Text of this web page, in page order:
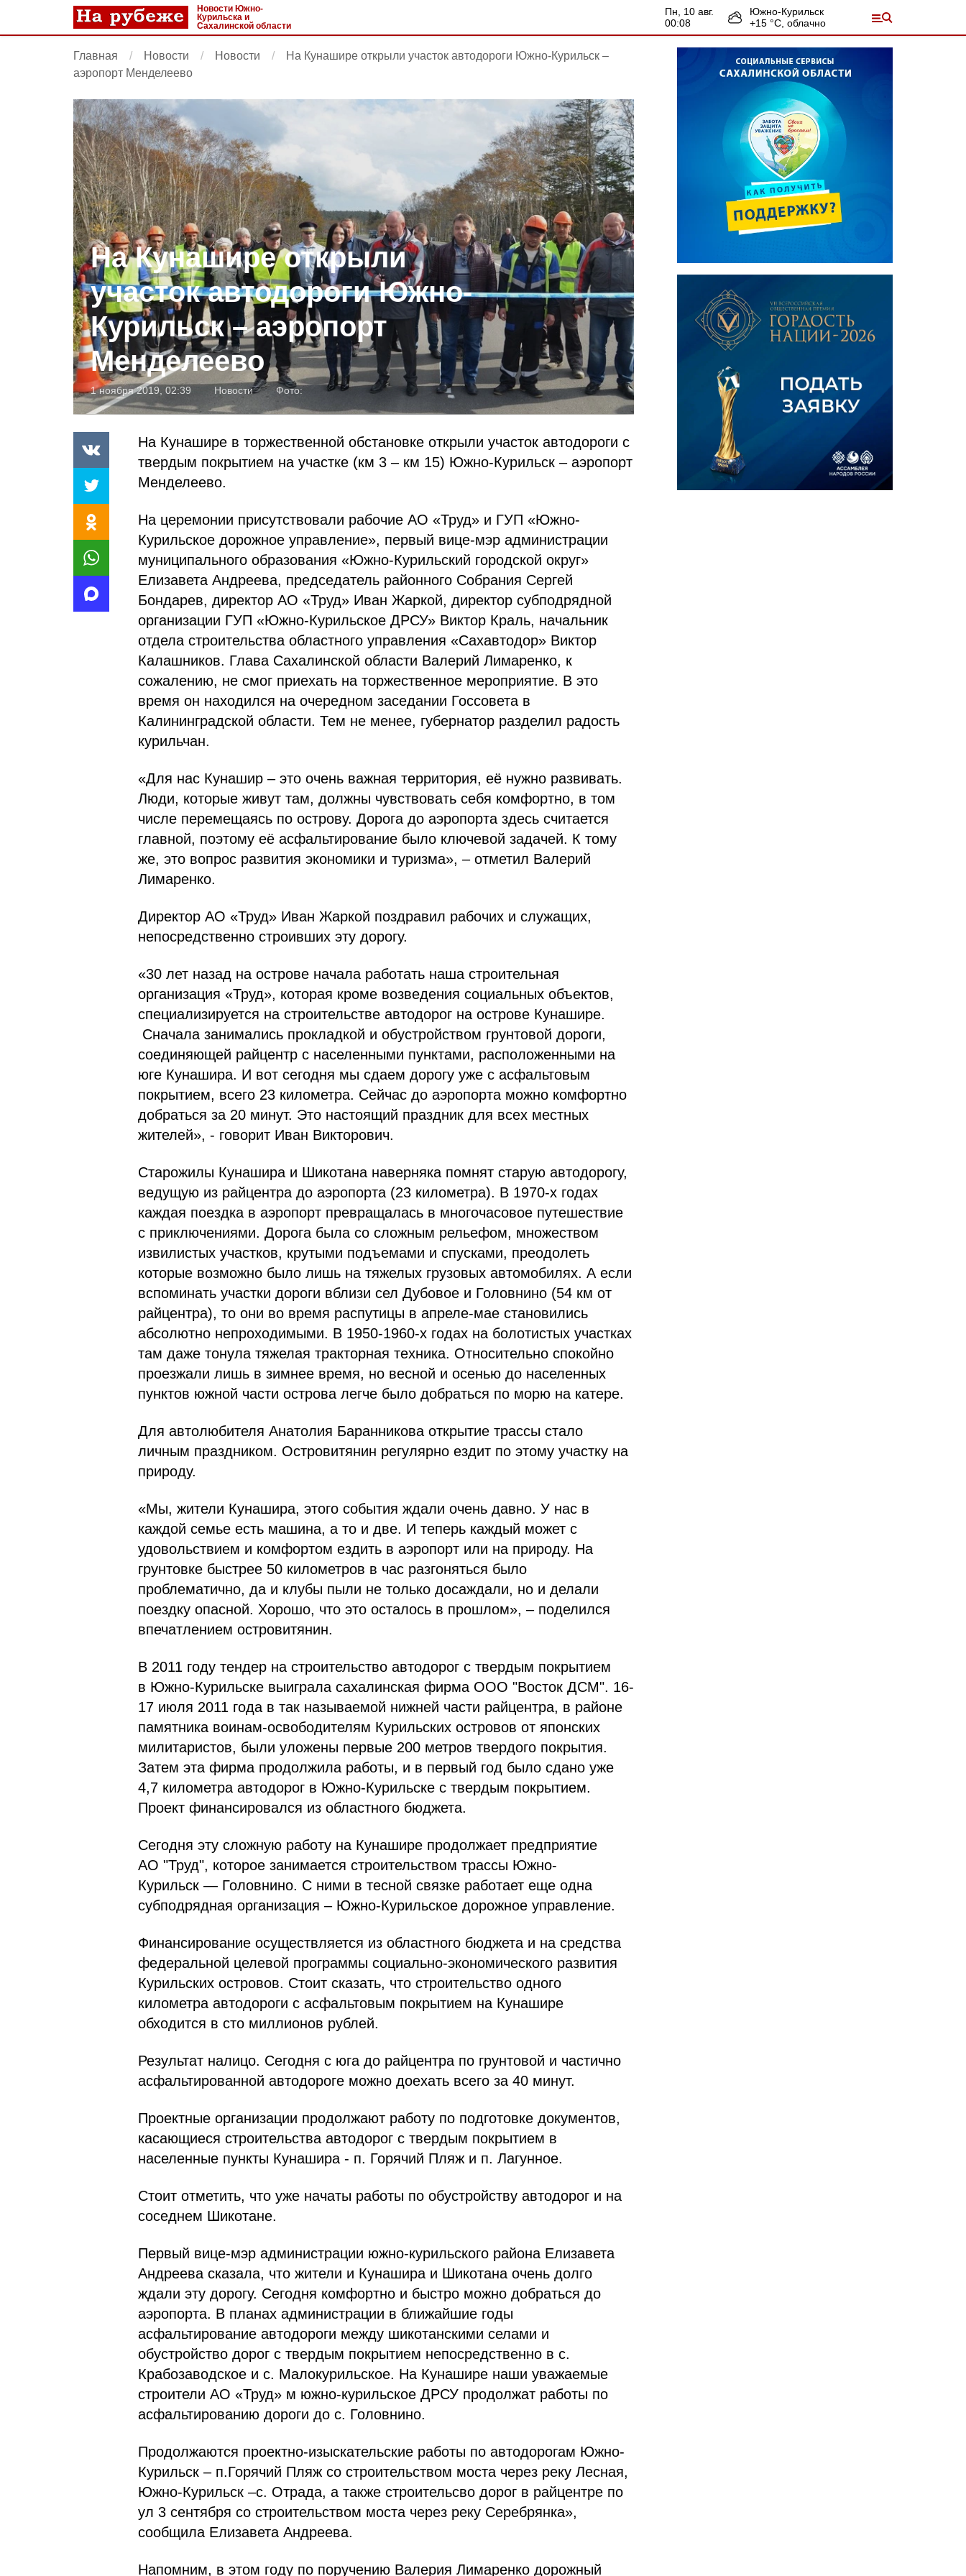
Новости Южно-
Курильска и
Сахалинской области
пн, 10 авг.
00:08
Южно-Курильск
+15 °С, облачно
Главная Новости Новости
На Кунашире открыли участок автодороги Южно-Курильск –
аэропорт Менделеево
На Кунашире открыли
участок автодороги Южно-
Курильск – аэропорт
Менделеево
1 ноября 2019, 02:39 Новости Фото:
На Кунашире в торжественной обстановке открыли участок автодороги с
твердым покрытием на участке (км 3 – км 15) Южно-Курильск – аэропорт
Менделеево.
На церемонии присутствовали рабочие АО «Труд» и ГУП «Южно-
Курильское дорожное управление», первый вице-мэр администрации
муниципального образования «Южно-Курильский городской округ»
Елизавета Андреева, председатель районного Собрания Сергей
Бондарев, директор АО «Труд» Иван Жаркой, директор субподрядной
организации ГУП «Южно-Курильское ДРСУ» Виктор Краль, начальник
отдела строительства областного управления «Сахавтодор» Виктор
Калашников. Глава Сахалинской области Валерий Лимаренко, к
сожалению, не смог приехать на торжественное мероприятие. В это
время он находился на очередном заседании Госсовета в
Калининградской области. Тем не менее, губернатор разделил радость
курильчан.
«Для нас Кунашир – это очень важная территория, её нужно развивать.
Люди, которые живут там, должны чувствовать себя комфортно, в том
числе перемещаясь по острову. Дорога до аэропорта здесь считается
главной, поэтому её асфальтирование было ключевой задачей. К тому
же, это вопрос развития экономики и туризма», – отметил Валерий
Лимаренко.
Директор АО «Труд» Иван Жаркой поздравил рабочих и служащих,
непосредственно строивших эту дорогу.
«30 лет назад на острове начала работать наша строительная
организация «Труд», которая кроме возведения социальных объектов,
специализируется на строительстве автодорог на острове Кунашире.
Сначала занимались прокладкой и обустройством грунтовой дороги,
соединяющей райцентр с населенными пунктами, расположенными на
юге Кунашира. И вот сегодня мы сдаем дорогу уже с асфальтовым
покрытием, всего 23 километра. Сейчас до аэропорта можно комфортно
добраться за 20 минут. Это настоящий праздник для всех местных
жителей», - говорит Иван Викторович.
Старожилы Кунашира и Шикотана наверняка помнят старую автодорогу,
ведущую из райцентра до аэропорта (23 километра). В 1970-х годах
каждая поездка в аэропорт превращалась в многочасовое путешествие
с приключениями. Дорога была со сложным рельефом, множеством
извилистых участков, крутыми подъемами и спусками, преодолеть
которые возможно было лишь на тяжелых грузовых автомобилях. А если
вспоминать участки дороги вблизи сел Дубовое и Головнино (54 км от
райцентра), то они во время распутицы в апреле-мае становились
абсолютно непроходимыми. В 1950-1960-х годах на болотистых участках
там даже тонула тяжелая тракторная техника. Относительно спокойно
проезжали лишь в зимнее время, но весной и осенью до населенных
пунктов южной части острова легче было добраться по морю на катере.
Для автолюбителя Анатолия Баранникова открытие трассы стало
личным праздником. Островитянин регулярно ездит по этому участку на
природу.
«Мы, жители Кунашира, этого события ждали очень давно. У нас в
каждой семье есть машина, а то и две. И теперь каждый может с
удовольствием и комфортом ездить в аэропорт или на природу. На
грунтовке быстрее 50 километров в час разгоняться было
проблематично, да и клубы пыли не только досаждали, но и делали
поездку опасной. Хорошо, что это осталось в прошлом», – поделился
впечатлением островитянин.
В 2011 году тендер на строительство автодорог с твердым покрытием
в Южно-Курильске выиграла сахалинская фирма ООО "Восток ДСМ". 16-
17 июля 2011 года в так называемой нижней части райцентра, в районе
памятника воинам-освободителям Курильских островов от японских
милитаристов, были уложены первые 200 метров твердого покрытия.
Затем эта фирма продолжила работы, и в первый год было сдано уже
4,7 километра автодорог в Южно-Курильске с твердым покрытием.
Проект финансировался из областного бюджета.
Сегодня эту сложную работу на Кунашире продолжает предприятие
АО "Труд", которое занимается строительством трассы Южно-
Курильск — Головнино. С ними в тесной связке работает еще одна
субподрядная организация – Южно-Курильское дорожное управление.
Финансирование осуществляется из областного бюджета и на средства
федеральной целевой программы социально-экономического развития
Курильских островов. Стоит сказать, что строительство одного
километра автодороги с асфальтовым покрытием на Кунашире
обходится в сто миллионов рублей.
Результат налицо. Сегодня с юга до райцентра по грунтовой и частично
асфальтированной автодороге можно доехать всего за 40 минут.
Проектные организации продолжают работу по подготовке документов,
касающиеся строительства автодорог с твердым покрытием в
населенные пункты Кунашира - п. Горячий Пляж и п. Лагунное.
Стоит отметить, что уже начаты работы по обустройству автодорог и на
соседнем Шикотане.
Первый вице-мэр администрации южно-курильского района Елизавета
Андреева сказала, что жители и Кунашира и Шикотана очень долго
ждали эту дорогу. Сегодня комфортно и быстро можно добраться до
аэропорта. В планах администрации в ближайшие годы
асфальтирование автодороги между шикотанскими селами и
обустройство дорог с твердым покрытием непосредственно в с.
Крабозаводское и с. Малокурильское. На Кунашире наши уважаемые
строители АО «Труд» м южно-курильское ДРСУ продолжат работы по
асфальтированию дороги до с. Головнино.
Продолжаются проектно-изыскательские работы по автодорогам Южно-
Курильск – п.Горячий Пляж со строительством моста через реку Лесная,
Южно-Курильск –с. Отрада, а также строительсво дорог в райцентре по
ул 3 сентября со строительством моста через реку Серебрянка»,
сообщила Елизавета Андреева.
Напомним, в этом году по поручению Валерия Лимаренко дорожный